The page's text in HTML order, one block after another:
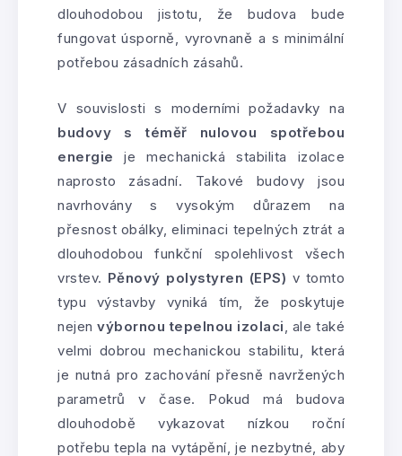
dlouhodobou jistotu, že budova bude
fungovat úsporně, vyrovnaně a s minimální
potřebou zásadních zásahů.
V souvislosti s moderními požadavky na
budovy s téměř nulovou spotřebou
energie je mechanická stabilita izolace
naprosto zásadní. Takové budovy jsou
navrhovány s vysokým důrazem na
přesnost obálky, eliminaci tepelných ztrát a
dlouhodobou funkční spolehlivost všech
vrstev. Pěnový polystyren (EPS) v tomto
typu výstavby vyniká tím, že poskytuje
nejenvýbornou tepelnou izolaci, ale také
velmi dobrou mechanickou stabilitu, která
je nutná pro zachování přesně navržených
parametrů v čase. Pokud má budova
dlouhodobě vykazovat nízkou roční
potřebu tepla na vytápění, je nezbytné, aby